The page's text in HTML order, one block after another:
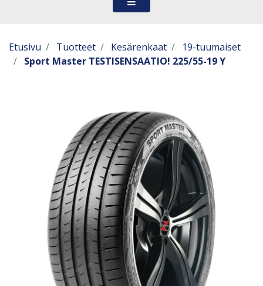
Etusivu Tuotteet Kesärenkaat
19-tuumaiset
Sport Master TESTISENSAATIO! 225/55-19 Y